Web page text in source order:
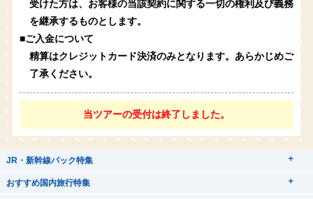
受けた方は、お客様の当該契約に関する一切の権利及び義務
を継承するものとします。
■ご入金について
精算はクレジットカード決済のみとなります。あらかじめご
了承ください。
当ツアーの受付は終了しました。
JR・新幹線パック特集
tabiwaスペシャル
おすすめ国内旅行特集